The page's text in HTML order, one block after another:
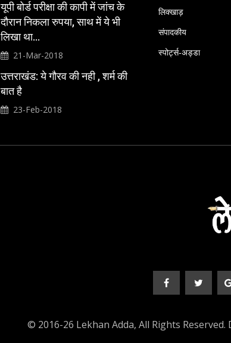
यूपी बोर्ड परीक्षा की कापी में जांच के
दौरान निकला रुपया, साथ में ये भी
लिखा था…
21-Mar-2018
उत्तराखंड: ये गौरव की नही , शर्म की
बात है
23-Feb-2018
लिक्खाड़
संपादकीय
स्पोर्ट्स-अड्डा
© 2016-26 Lekhan Adda, All Rights